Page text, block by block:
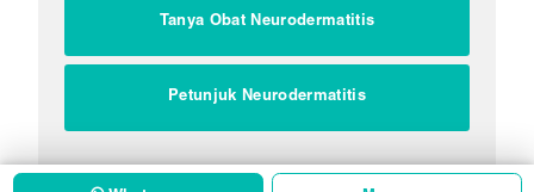
Tanya Obat Neurodermatitis
Petunjuk Neurodermatitis